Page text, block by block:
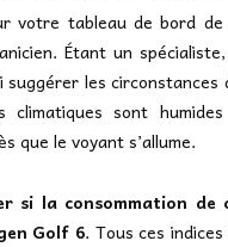
votre tableau de bord
Étant un
les circonstances
climatiques sont
que le voyant s’allume.
si la consommation
Golf 6. Tous ces